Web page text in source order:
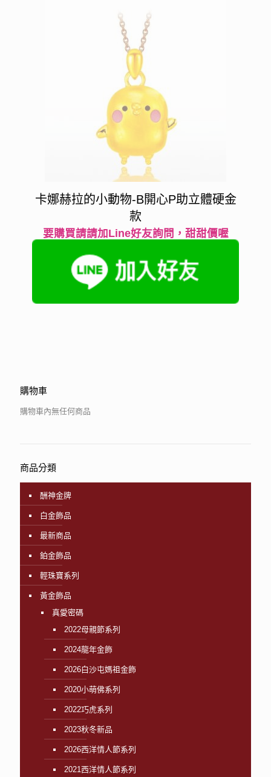
卡娜赫拉的小動物-B開心P助立體硬金
款
要購買請請加Line好友詢問，甜甜價喔
購物車
購物車內無任何商品
商品分類
酬神金牌
白金飾品
最新商品
鉑金飾品
輕珠寶系列
黃金飾品
真愛密碼
2022母親節系列
2024龍年金飾
2026白沙屯媽祖金飾
2020小萌佛系列
2022巧虎系列
2023秋冬新品
2026西洋情人節系列
2021西洋情人節系列